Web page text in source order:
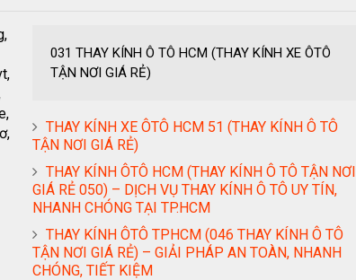
031 THAY KÍNH Ô TÔ HCM (THAY KÍNH XE ÔTÔ
TẬN NƠI GIÁ RẺ)
THAY KÍNH XE ÔTÔ HCM 51 (THAY KÍNH Ô TÔ
TẬN NƠI GIÁ RẺ)
THAY KÍNH ÔTÔ HCM (THAY KÍNH Ô TÔ TẬN NƠI
GIÁ RẺ 050) – DỊCH VỤ THAY KÍNH Ô TÔ UY TÍN,
NHANH CHÓNG TẠI TP.HCM
THAY KÍNH ÔTÔ TPHCM (046 THAY KÍNH Ô TÔ
TẬN NƠI GIÁ RẺ) – GIẢI PHÁP AN TOÀN, NHANH
CHÓNG, TIẾT KIỆM